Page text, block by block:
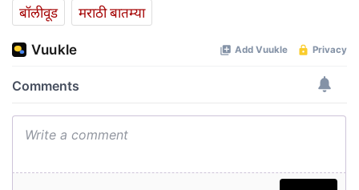
बॉलीवूड मराठी बातम्या